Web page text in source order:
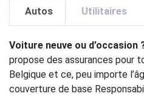
Autos Utilitaires
Voiture neuve ou d’occasion
propose des assurances pour
Belgique et ce, peu importe
couverture de base